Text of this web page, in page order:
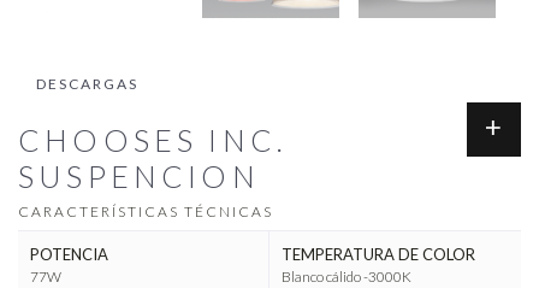
DESCARGAS
CHOOSES INC.
SUSPENCION
CARACTERÍSTICAS TÉCNICAS
POTENCIA
77W
TEMPERATURA DE COLOR
Blanco cálido -3000K